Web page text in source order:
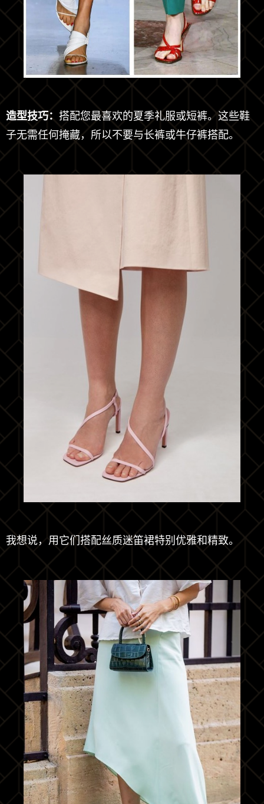
造型技巧： 搭配您最喜欢的夏季礼服或短裤。这些鞋
子无需任何掩藏，所以不要与长裤或牛仔裤搭配。
我想说，用它们搭配丝质迷笛裙特别优雅和精致。